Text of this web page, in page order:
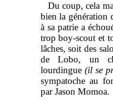
Du coup, cela
bien la génération
à sa patrie a
trop boy-scout et
lâches, soit des
de Lobo, un
lourdingue (il se
sympatoche au
par Jason Momoa.